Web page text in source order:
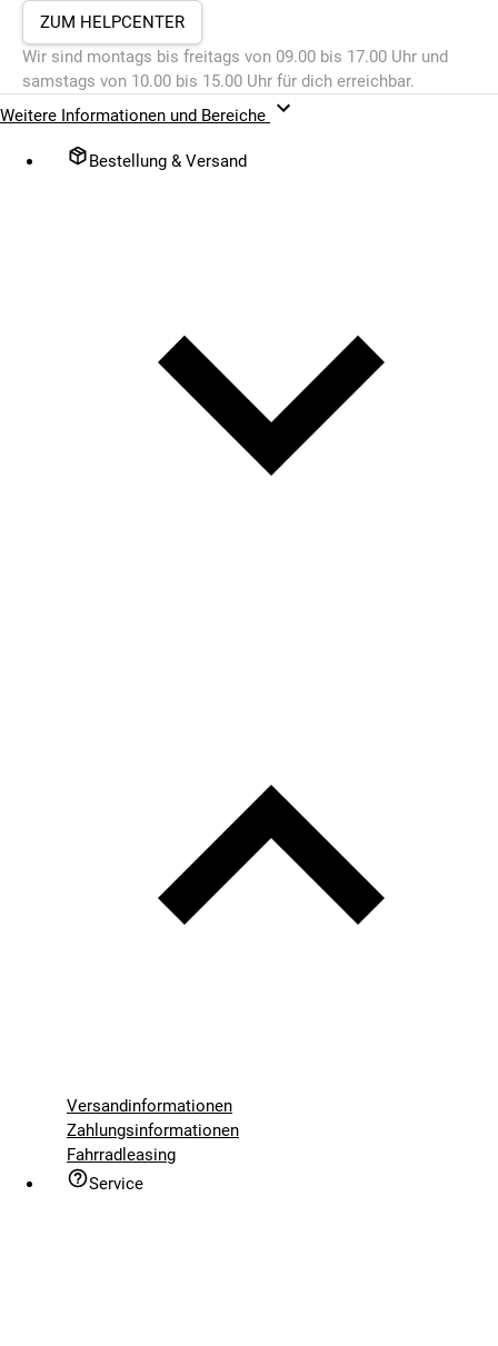
ZUM HELPCENTER
Wir sind montags bis freitags von 09.00 bis 17.00 Uhr und
samstags von 10.00 bis 15.00 Uhr für dich erreichbar.
Weitere Informationen und Bereiche
Bestellung & Versand
Versandinformationen
Zahlungsinformationen
Fahrradleasing
Service